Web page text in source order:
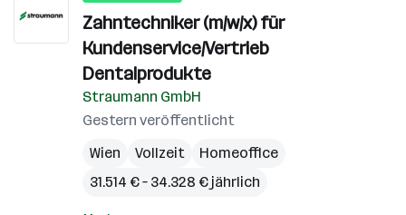
Zahntechniker (m/w/x) für
Kundenservice/Vertrieb
Dentalprodukte
Straumann GmbH
Gestern veröffentlicht
Wien
Vollzeit
Homeoffice
31.514 € – 34.328 € jährlich